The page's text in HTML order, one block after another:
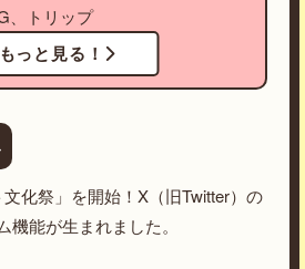
、トリップ
もっと見る！
化祭」を開始！X（旧Twitter）の
能が生まれました。